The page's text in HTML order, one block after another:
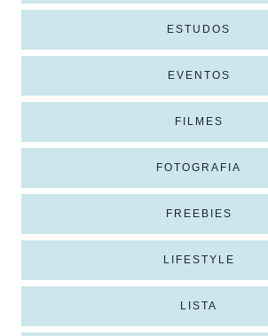
ESTUDOS
EVENTOS
FILMES
FOTOGRAFIA
FREEBIES
LIFESTYLE
LISTA